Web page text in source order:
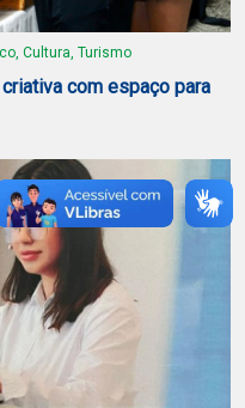
Cultura, Turismo
com espaço para